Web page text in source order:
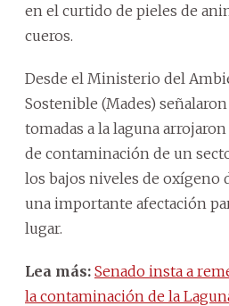
en el curtido de pieles de
cueros.
Desde el Ministerio del
Sostenible (Mades)
tomadas a la laguna
de contaminación de un
los bajos niveles de oxígeno
una importante afectación
lugar.
Lea más: Senado insta a
la contaminación de la